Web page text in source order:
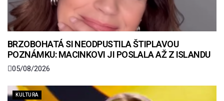
BRZOBOHATÁ SI NEODPUSTILA ŠTIPLAVOU
POZNÁMKU: MACINKOVI JI POSLALA AŽ Z ISLANDU
05/08/2026
KULTURA